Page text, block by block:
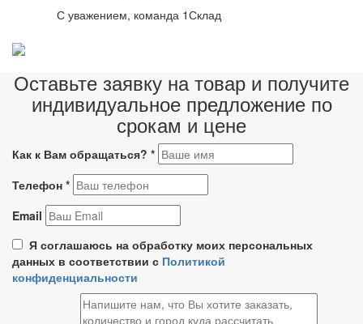
С уважением, команда 1Склад
Оставьте заявку на товар и получите
индивидуальное предложение по
срокам и цене
Как к Вам обращаться? *
Телефон *
Email
Я соглашаюсь на обработку моих персональных
данных в соответствии с Политикой
конфиденциальности